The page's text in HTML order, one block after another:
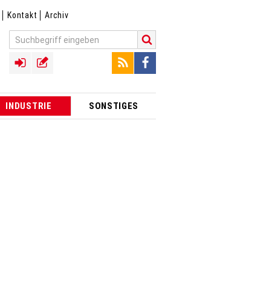
Kontakt Archiv
INDUSTRIE SONSTIGES